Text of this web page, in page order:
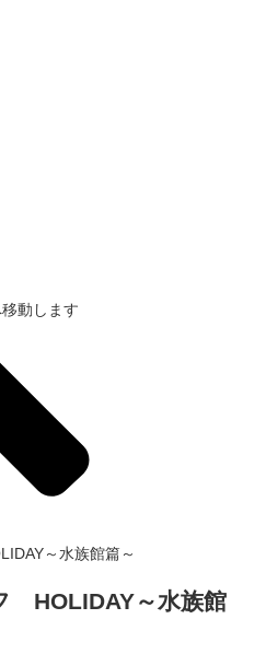
動します
～水族館篇～
HOLIDAY～水族館